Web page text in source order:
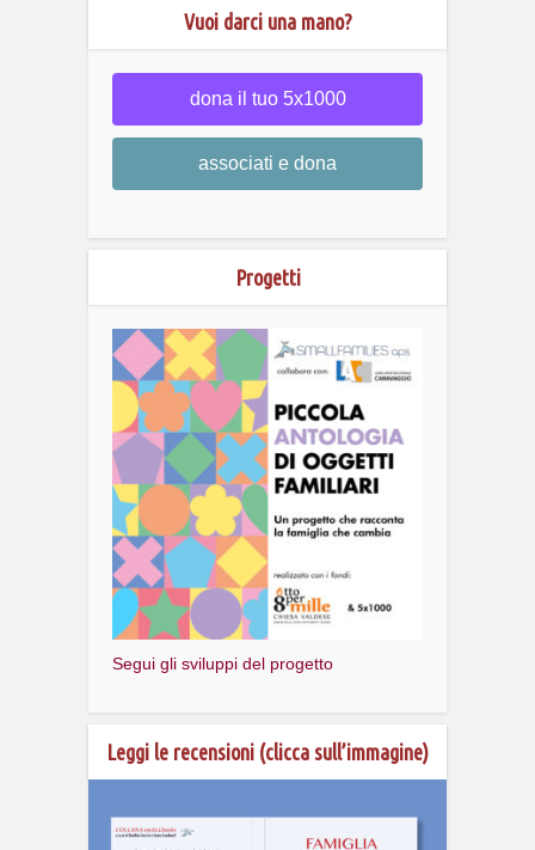
Vuoi darci una mano?
dona il tuo 5x1000
associati e dona
Progetti
Segui gli sviluppi del progetto
Leggi le recensioni (clicca sull’immagine)